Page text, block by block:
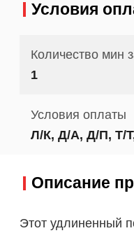
Условия
Количество мин
1
Условия оплаты
Л/К, Д/А, Д/П, Т/
Описание
Этот удлиненный